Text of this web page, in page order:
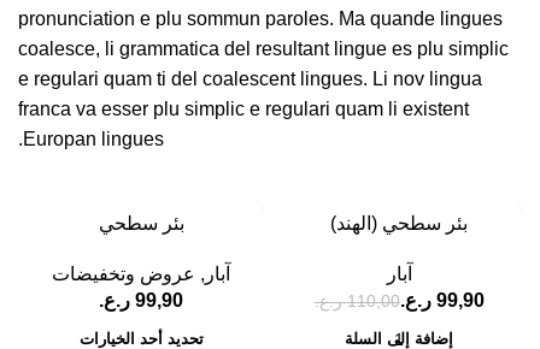
pronunciation e plu sommun paroles. Ma quande lingues
coalesce, li grammatica del resultant lingue es plu simplic
e regulari quam ti del coalescent lingues. Li nov lingua
franca va esser plu simplic e regulari quam li existent
Europan lingues.
بئر سطحي (الهند)
آبار
110,00 ر.ع. 99,90 ر.ع.
إضافة إلى السلة
بئر سطحي
آبار , عروض وتخفيضات
ر.ع.
تحديد أحد الخيارات